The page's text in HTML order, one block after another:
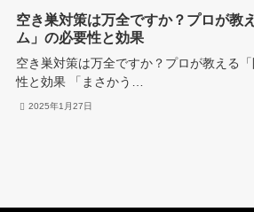
空き巣対策は万全ですか？プロが教
ム」の必要性と効果
空き巣対策は万全ですか？プロが教える
性と効果 「まさかう…
2025年1月27日